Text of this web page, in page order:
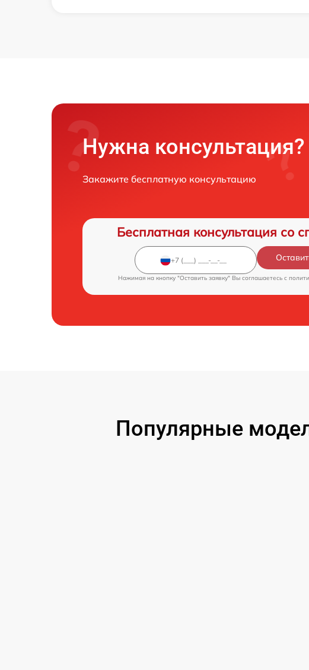
Нужна консультация?
Закажите бесплатную консультацию
Бесплатная консультация со
Нажимая на кнопку "Оставить заявку" Вы соглашаетесь c
Популярные